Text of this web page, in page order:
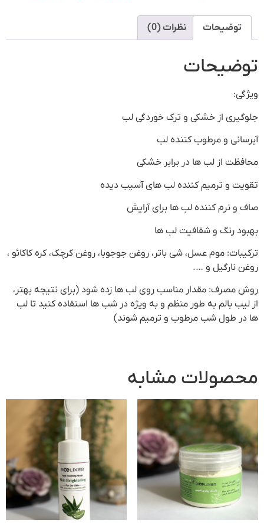
توضیحات نظرات (0)
توضیحات
ویژگی:
جلوگیری از خشکی و ترک خوردگی لب
آبرسانی و مرطوب کننده لب
محافظت از لب ها در برابر خشکی
تقویت و ترمیم کننده لب های آسیب دیده
صاف و نرم کننده لب ها برای آرایش
بهبود رنگ و شفافیت لب ها
ترکیبات: موم عسل، شی باتر، روغن جوجوبا، روغن کرچک، کره کاکائو ،
روغن نارگیل و ….
روش مصرف: مقدار مناسب روی لب ها زده شود (برای نتیجه بهتر،
از لیب بالم به طور منظم و به ویژه در شب ها استفاده کنید تا لب
ها در طول شب مرطوب و ترمیم شوند)
محصولات مشابه